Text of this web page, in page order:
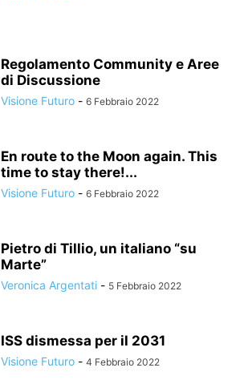
Regolamento Community e Aree
di Discussione
Visione Futuro - 6 Febbraio 2022
En route to the Moon again. This
time to stay there!...
Visione Futuro - 6 Febbraio 2022
Pietro di Tillio, un italiano “su
Marte”
Veronica Argentati - 5 Febbraio 2022
ISS dismessa per il 2031
Visione Futuro - 4 Febbraio 2022